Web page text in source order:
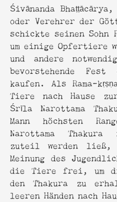
Śivānanda
oder Verehrer der
schickte seinen Sohn
um einige Opfertiere
und andere
bevorstehende
kaufen. Als Rama-
Tiere nach Hause
Śrīla Narottama
Mann höchsten
Narottama Thakura
zuteil werden
Meinung des
die Tiere frei, um
den Thakura zu
leeren Händen nach